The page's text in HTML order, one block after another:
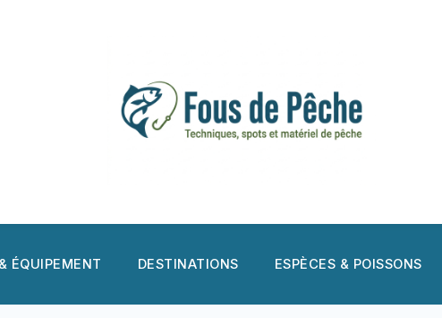
ÉQUIPEMENT DESTINATIONS ESPÈCES & POISSONS